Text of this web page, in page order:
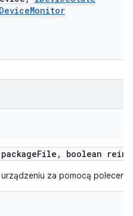
Monitor
File , boolean
za pomocą